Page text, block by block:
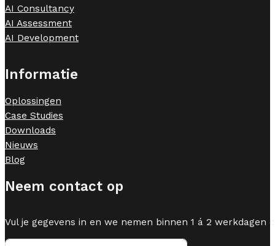
AI Consultancy
AI Assessment
AI Development
Informatie
Oplossingen
Case Studies
Downloads
Nieuws
Blog
Neem contact op
Vul je gegevens in en we nemen binnen 1 á 2 werkdagen